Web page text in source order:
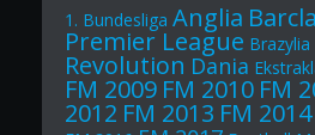
1. Bundesliga Anglia
Premier League Brazylia
Revolution Dania
FM 2009 FM 2010 FM
2012 FM 2013 FM 2014